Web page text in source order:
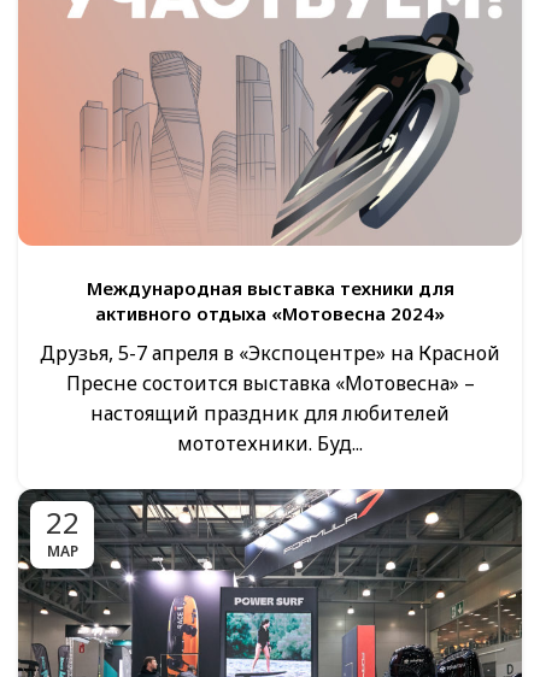
Международная выставка техники для
активного отдыха «Мотовесна 2024»
Друзья, 5-7 апреля в «Экспоцентре» на Красной
Пресне состоится выставка «Мотовесна» –
настоящий праздник для любителей
мототехники. Буд...
22
МАР